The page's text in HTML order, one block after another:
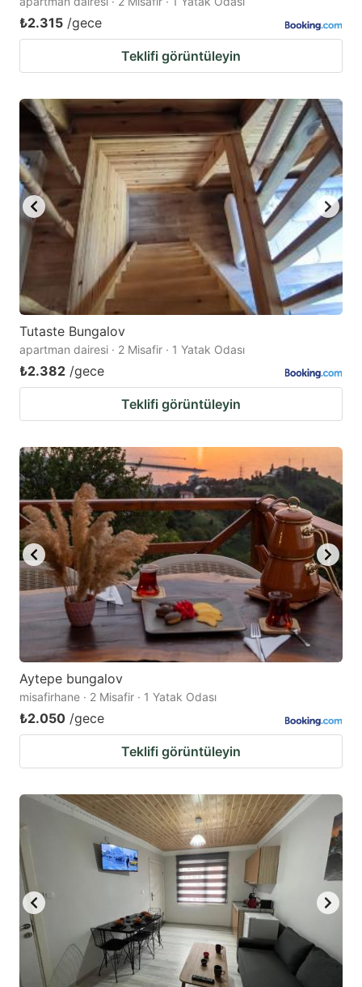
₺2.315 /gece
Teklifi görüntüleyin
Tutaste Bungalov
apartman dairesi · 2 Misafir · 1 Yatak Odası
₺2.382 /gece
Teklifi görüntüleyin
Aytepe bungalov
misafirhane · 2 Misafir · 1 Yatak Odası
₺2.050 /gece
Teklifi görüntüleyin